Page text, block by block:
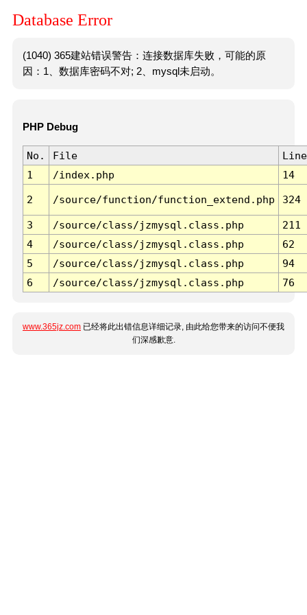
Database Error
(1040) 365建站错误警告：连接数据库失败，可能的原
因：1、数据库密码不对; 2、mysql未启动。
PHP Debug
No. File
Line
1
/index.php 14
2 /source/function/function_extend.php 324
3 /source/class/jzmysql.class.php
211
4
/source/class/jzmysql.class.php
62
5
/source/class/jzmysql.class.php
94
6
/source/class/jzmysql.class.php 76
www.365jz.com 已经将此出错信息详细记录, 由此给您带来的访问不便我
们深感歉意.